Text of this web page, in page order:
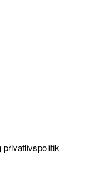
privatlivspolitik